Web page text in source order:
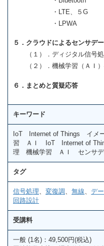
・LTE、５G
・LPWA
５．クラウドによるセンサデ
（１）．ディジタル信号処
（２）．機械学習（ＡＩ）
６．まとめと質疑応答
キーワード
IoT Internet of Things イメ
習 ＡＩ IoT Internet of
理 機械学習 ＡＩ センサデ
タグ
信号処理 変復調 無線 デ
回路設計
受講料
一般 (1名)：49,500円(税込)